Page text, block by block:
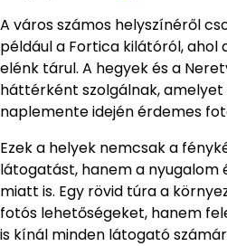
A város számos helyszínéről
például a Fortica kilátóról, ahol
elénk tárul. A hegyek és a
háttérként szolgálnak,
naplemente idején érdemes
Ezek a helyek nemcsak a
látogatást, hanem a nyugalom
miatt is. Egy rövid túra a
fotós lehetőségeket, hanem
is kínál minden látogató